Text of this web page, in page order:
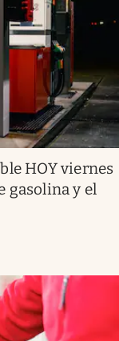
HOY viernes
gasolina y el